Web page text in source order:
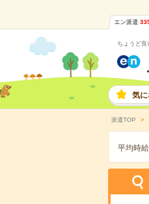
エン派遣
ちょうど良
気
派遣TOP
平均時